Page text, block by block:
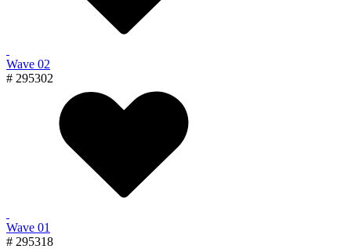
Wave 02
# 295302
Wave 01
# 295318